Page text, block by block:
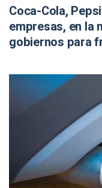
Coca-Cola,
empresas, en la
gobiernos para